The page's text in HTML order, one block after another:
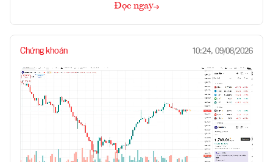
Đọc ngay
Chứng khoán 10:24, 09/08/2026